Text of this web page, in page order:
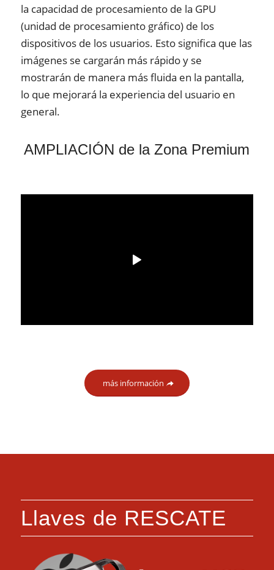
la capacidad de procesamiento de la GPU
(unidad de procesamiento gráfico) de los
dispositivos de los usuarios. Esto significa que las
imágenes se cargarán más rápido y se
mostrarán de manera más fluida en la pantalla,
lo que mejorará la experiencia del usuario en
general.
AMPLIACIÓN de la Zona Premium
más información
Llaves de RESCATE